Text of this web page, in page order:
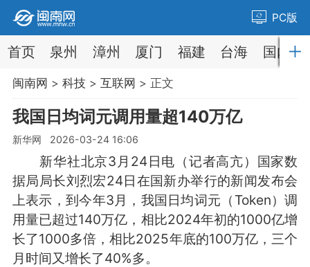
PC版
首页 泉州 漳州 厦门 福建 台海 国内
闽南网 > 科技 > 互联网 > 正文
我国日均词元调用量超140万亿
新华网 2026-03-24 16:06
新华社北京3月24日电（记者高亢）国家数
据局局长刘烈宏24日在国新办举行的新闻发布会
上表示，到今年3月，我国日均词元（Token）调
用量已超过140万亿，相比2024年初的1000亿增
长了1000多倍，相比2025年底的100万亿，三个
月时间又增长了40%多。